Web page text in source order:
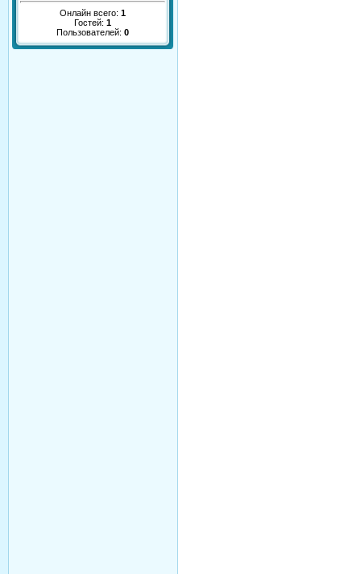
Онлайн всего: 1
Гостей: 1
Пользователей: 0